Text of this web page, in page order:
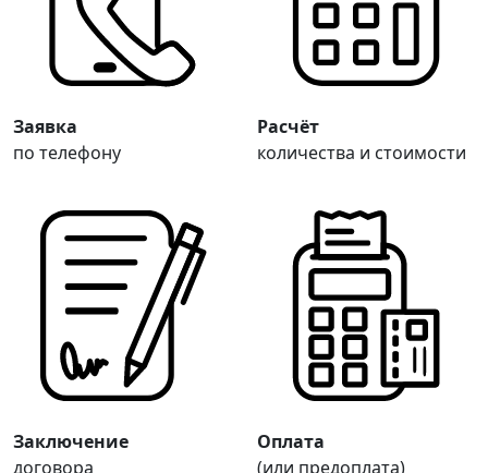
Заявка
по телефону
Расчёт
количества и стоимости
Заключение
договора
Оплата
(или предоплата)